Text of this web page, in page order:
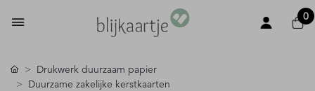
0
Drukwerk duurzaam papier
Duurzame zakelijke kerstkaarten